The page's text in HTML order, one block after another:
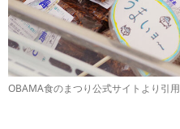
OBAMA食のまつり公式サイトより引用